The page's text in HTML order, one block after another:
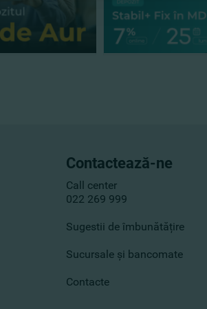
Contactează-ne
Call center
022 269 999
Sugestii de îmbunătățire
Sucursale și bancomate
Contacte